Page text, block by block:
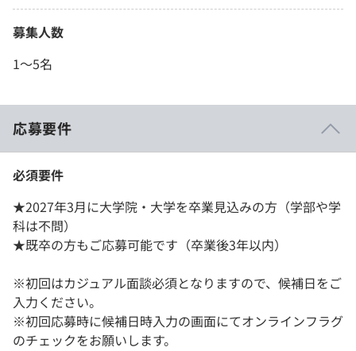
募集人数
1〜5名
応募要件
必須要件
★2027年3月に大学院・大学を卒業見込みの方（学部や学
科は不問）
★既卒の方もご応募可能です（卒業後3年以内）
※初回はカジュアル面談必須となりますので、候補日をご
入力ください。
※初回応募時に候補日時入力の画面にてオンラインフラグ
のチェックをお願いします。